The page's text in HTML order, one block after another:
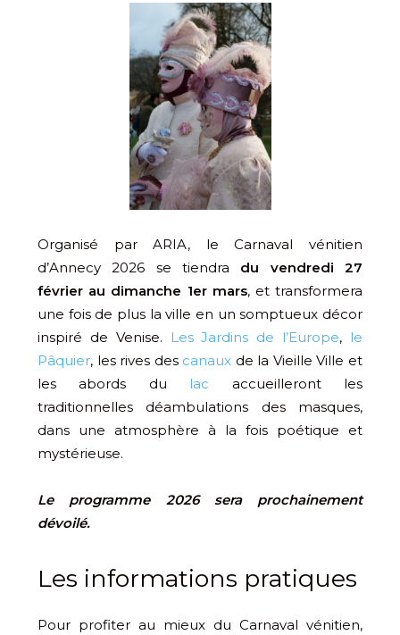
Organisé par ARIA, le Carnaval vénitien
d’Annecy 2026 se tiendra du vendredi 27
février au dimanche 1er mars, et transformera
une fois de plus la ville en un somptueux décor
inspiré de Venise.
Les Jardins de l’Europe, le
Pâquier, les rives des canaux de la Vieille Ville et
les abords du lac accueilleront les
traditionnelles déambulations des masques,
dans une atmosphère à la fois poétique et
mystérieuse.
Le programme 2026 sera prochainement
dévoilé.
Les informations pratiques
Pour profiter au mieux du Carnaval vénitien,